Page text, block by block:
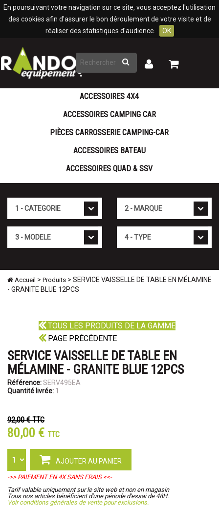
En poursuivant votre navigation sur ce site, vous acceptez l'utilisation
des cookies afin d'assurer le bon déroulement de votre visite et de
réaliser des statistiques d'audience.
OK
Rechercher
Mon
Mon
ACCESSOIRES 4X4
ACCESSOIRES CAMPING CAR
PIÈCES CARROSSERIE CAMPING-CAR
ACCESSOIRES BATEAU
ACCESSOIRES QUAD & SSV
Accueil > Produits > SERVICE VAISSELLE DE TABLE EN MÉLAMINE
- GRANITE BLUE 12PCS
TOUS LES PRODUITS DE LA GAMME
PAGE PRÉCÉDENTE
SERVICE VAISSELLE DE TABLE EN
MÉLAMINE - GRANITE BLUE 12PCS
Référence:SERV495EA
Quantité livrée: 1
92,00 €TTC
80,00 € TTC
AJOUTER AU PANIER
->> PAIEMENT EN 4X SANS FRAIS <<-
Tarif valable uniquement sur le site web et non en magasin
Tous nos articles bénéficient d'une période d'essai de 48H.
Voir conditions générales de vente pour exclusions.
Panneau de gestion des cookies